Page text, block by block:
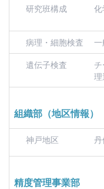
研究班構成
病理・細胞検査
遺伝子検査
組織部（地区情報）
神戸地区
精度管理事業部